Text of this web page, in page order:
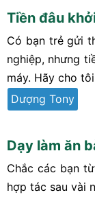
Tiền đâu
Có bạn trẻ gửi
nghiệp, nhưng
máy. Hãy cho
Dượng Tony
Dạy làm ăn
Chắc các bạn
hợp tác sau vài